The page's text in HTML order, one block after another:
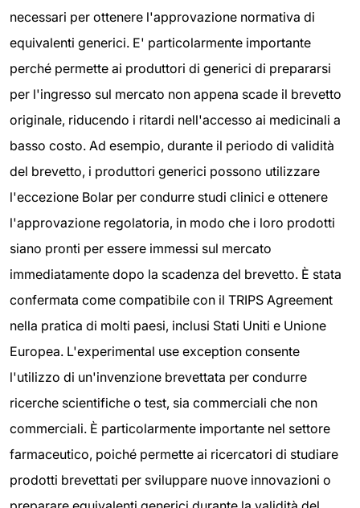
necessari per ottenere l'approvazione normativa di
equivalenti generici. E' particolarmente importante
perché permette ai produttori di generici di prepararsi
per l'ingresso sul mercato non appena scade il brevetto
originale, riducendo i ritardi nell'accesso ai medicinali a
basso costo. Ad esempio, durante il periodo di validità
del brevetto, i produttori generici possono utilizzare
l'eccezione Bolar per condurre studi clinici e ottenere
l'approvazione regolatoria, in modo che i loro prodotti
siano pronti per essere immessi sul mercato
immediatamente dopo la scadenza del brevetto. È stata
confermata come compatibile con il TRIPS Agreement
nella pratica di molti paesi, inclusi Stati Uniti e Unione
Europea. L'experimental use exception consente
l'utilizzo di un'invenzione brevettata per condurre
ricerche scientifiche o test, sia commerciali che non
commerciali. È particolarmente importante nel settore
farmaceutico, poiché permette ai ricercatori di studiare
prodotti brevettati per sviluppare nuove innovazioni o